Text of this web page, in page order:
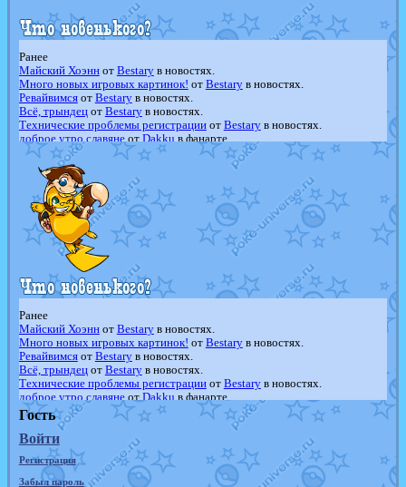
Ранее
Майский Хоэннот Bestaryв новостях.
Много новых игровых картинок! от Bestaryв новостях.
Ревайвимсяот Bestaryв новостях.
Всё, трындецот Bestaryв новостях.
Технические проблемы регистрацииот Bestaryв новостях.
доброе утро славянеот Dakku в фанарте.
Йолда и Мимикью отMavisNyanCatв фанарте.
Недовольный котомангуст
в фанарте.
The Dark Wishmaker
отRandomon
шадоу спиритомб отilovearceus
в фанарте.
траббишотilovearceusв фанарте.
Raging BoltотGraceDaFox
в фанарте.
Shadow mismagiusотJOK_julia
в фанарте.
художникотvicavicaв фанарте.
Ранее
Майский Хоэннот Bestaryв новостях.
Много новых игровых картинок! от Bestaryв новостях.
Ревайвимсяот Bestaryв новостях.
Всё, трындецот Bestaryв новостях.
Технические проблемы регистрацииот Bestaryв новостях.
доброе утро славянеот Dakku в фанарте.
Йолда и МимикьюотMavisNyanCatв фанарте.
Недовольный котомангуст
в фанарте.
The Dark Wishmaker
отRandomon
шадоу спиритомб
отilovearceus
в фанарте.
траббишотilovearceusв фанарте.
Raging BoltотGraceDaFox
Гость
Войти
Регистрация
Забыл пароль